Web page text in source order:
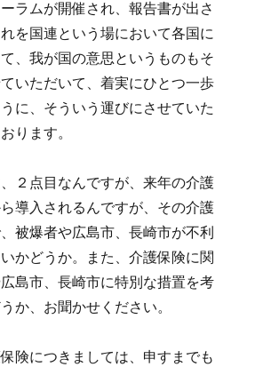
ラムが開催され、報告書が出さ
を国連という場において各国に
、我が国の意思というものもそ
いただいて、着実にひとつ一歩
に、そういう運びにさせていた
ります。
、２点目なんですが、来年の介護
導入されるんですが、その介護
被爆者や広島市、長崎市が不利
かどうか。また、介護保険に関
島市、長崎市に特別な措置を考
か、お聞かせください。
保険につきましては、申すまでも